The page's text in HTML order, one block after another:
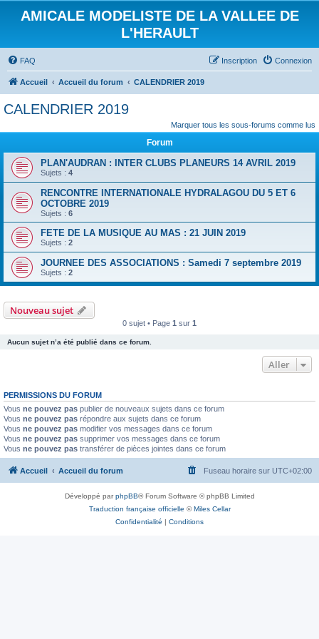
AMICALE MODELISTE DE LA VALLEE DE
L'HERAULT
FAQ Connexion
Inscription
Accueil Accueil du forum CALENDRIER 2019
CALENDRIER 2019
Marquer tous les sous-forums comme lus
Forum
PLAN'AUDRAN : INTER CLUBS PLANEURS 14 AVRIL 2019
Sujets : 4
RENCONTRE INTERNATIONALE HYDRALAGOU DU 5 ET 6
OCTOBRE 2019
Sujets : 6
FETE DE LA MUSIQUE AU MAS : 21 JUIN 2019
Sujets : 2
JOURNEE DES ASSOCIATIONS : Samedi 7 septembre 2019
Sujets : 2
Nouveau sujet
0 sujet • Page 1 sur 1
Aucun sujet n’a été publié dans ce forum.
Aller
PERMISSIONS DU FORUM
Vous ne pouvez pas publier de nouveaux sujets dans ce forum
Vous ne pouvez pas répondre aux sujets dans ce forum
Vous ne pouvez pas modifier vos messages dans ce forum
Vous ne pouvez pas supprimer vos messages dans ce forum
Vous ne pouvez pas transférer de pièces jointes dans ce forum
Accueil Accueil du forum Fuseau horaire sur UTC+02:00
Développé parphpBB® Forum Software © phpBB Limited
Traduction française officielle ©Miles Cellar
Confidentialité | Conditions